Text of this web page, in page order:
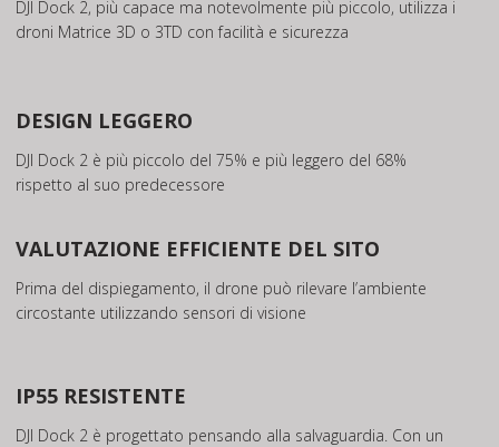
DJI Dock 2, più capace ma notevolmente più piccolo, utilizza i
droni Matrice 3D o 3TD con facilità e sicurezza
DESIGN LEGGERO
DJI Dock 2 è più piccolo del 75% e più leggero del 68%
rispetto al suo predecessore
VALUTAZIONE EFFICIENTE DEL SITO
Prima del dispiegamento, il drone può rilevare l’ambiente
circostante utilizzando sensori di visione
IP55 RESISTENTE
DJI Dock 2 è progettato pensando alla salvaguardia. Con un